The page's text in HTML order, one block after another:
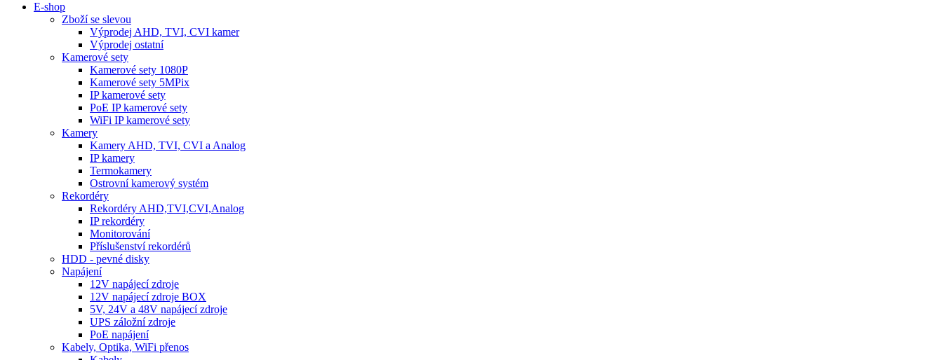
E-shop
Zboží se slevou
Výprodej AHD, TVI, CVI kamer
Výprodej ostatní
Kamerové sety
Kamerové sety 1080P
Kamerové sety 5MPix
IP kamerové sety
PoE IP kamerové sety
WiFi IP kamerové sety
Kamery
Kamery AHD, TVI, CVI a Analog
IP kamery
Termokamery
Ostrovní kamerový systém
Rekordéry
Rekordéry AHD,TVI,CVI,Analog
IP rekordéry
Monitorování
Příslušenství rekordérů
HDD - pevné disky
Napájení
12V napájecí zdroje
12V napájecí zdroje BOX
5V, 24V a 48V napájecí zdroje
UPS záložní zdroje
PoE napájení
Kabely, Optika, WiFi přenos